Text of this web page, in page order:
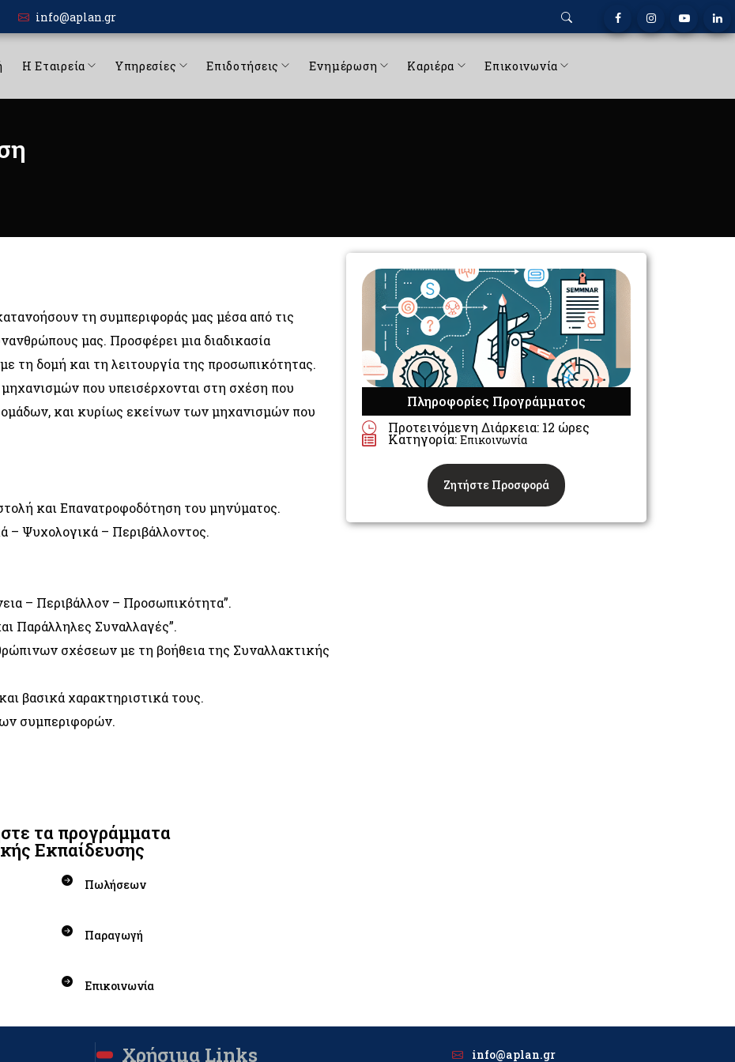
info@aplan.gr
Η Εταιρεία Υπηρεσίες Επιδοτήσεις Ενημέρωση Καριέρα Επικοινωνία
τη συμπεριφοράς μας μέσα από τις
μας. Προσφέρει μια διαδικασία
τη δομή και τη λειτουργία της προσωπικότητας.
που υπεισέρχονται στη σχέση που
και κυρίως εκείνων των μηχανισμών που
και Επανατροφοδότηση του μηνύματος.
– Ψυχολογικά – Περιβάλλοντος.
– Περιβάλλον – Προσωπικότητα”.
Παράλληλες Συναλλαγές”.
σχέσεων με τη βοήθεια της Συναλλακτικής
βασικά χαρακτηριστικά τους.
συμπεριφορών.
τα προγράμματα
Εκπαίδευσης
Πωλήσεων
Παραγωγή
Επικοινωνία
Πληροφορίες Προγράμματος
Προτεινόμενη Διάρκεια: 12 ώρες
Κατηγορία: Επικοινωνία
Ζητήστε Προσφορά
Χρήσιμα Links info@aplan.gr